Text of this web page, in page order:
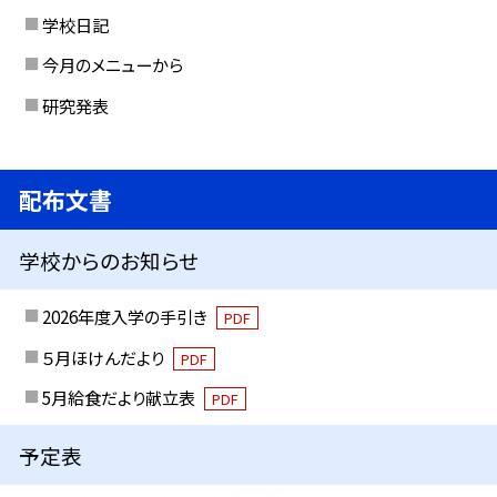
学校日記
今月のメニューから
研究発表
配布文書
学校からのお知らせ
2026年度入学の手引き PDF
５月ほけんだより PDF
5月給食だより献立表 PDF
予定表